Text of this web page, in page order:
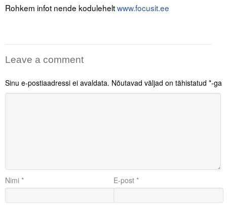
Incoterms® 2020
Abimaterjalid
Projektid
Rohkem infot nende koduleheltwww.focusit.ee
Leave a comment
Sinu e-postiaadressi ei avaldata. Nõutavad väljad on tähistatud *-ga
Nimi * E-post *